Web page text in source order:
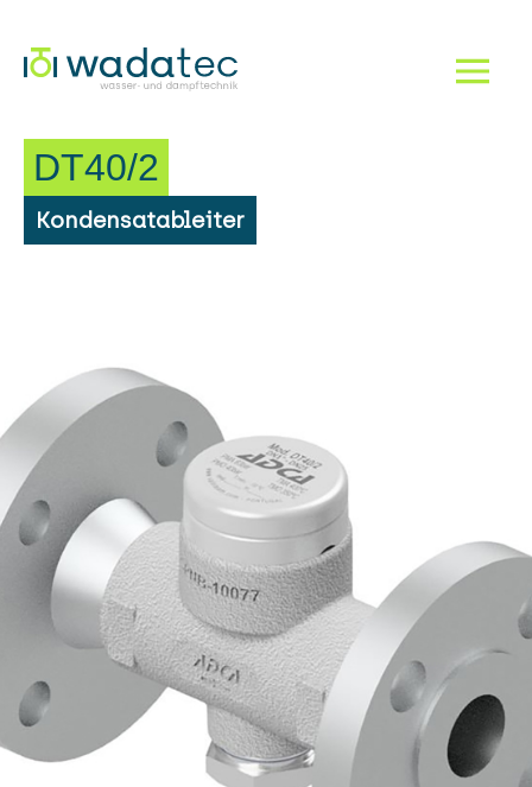
DT40/2
Kondensatableiter